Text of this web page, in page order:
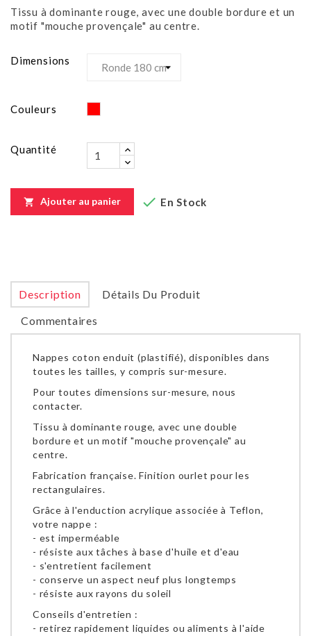
Tissu à dominante rouge, avec une double bordure et un
motif "mouche provençale" au centre.
Dimensions
Couleurs Rouge
Quantité
 Ajouter au panier  En Stock
Description
Détails Du Produit
Commentaires
Nappes coton enduit (plastifié), disponibles dans
toutes les tailles, y compris sur-mesure.
Pour toutes dimensions sur-mesure, nous
contacter.
Tissu à dominante rouge, avec une double
bordure et un motif "mouche provençale" au
centre.
Fabrication française. Finition ourlet pour les
rectangulaires.
Grâce à l'enduction acrylique associée à Teflon,
votre nappe :
- est imperméable
- résiste aux tâches à base d'huile et d'eau
- s'entretient facilement
- conserve un aspect neuf plus longtemps
- résiste aux rayons du soleil
Conseils d'entretien :
- retirez rapidement liquides ou aliments à l'aide